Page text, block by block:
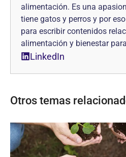
alimentación. Es una
tiene gatos y perros y por
para escribir contenidos
alimentación y bienestar
LinkedIn
Otros temas